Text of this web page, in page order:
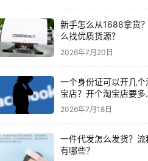
新手怎么从1688拿货
么找优质货源？
2026年7月20日
一个身份证可以开几个
宝店？开个淘宝店要多
钱？
2026年7月18日
一件代发怎么发货？流
有哪些？